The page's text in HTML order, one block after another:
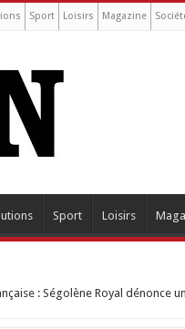
Sport Loisirs Magazine
Sport Loisirs
: Ségolène Royal dénonce